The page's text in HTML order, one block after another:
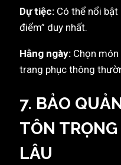
Dự tiệc: Có thể nổi
điểm” duy nhất.
Hằng ngày: Chọn
trang phục thông
7. BẢO
TÔN
LÂU